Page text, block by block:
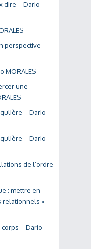
dire – Dario
perspective
MORALES
une
– Dario
– Dario
de l’ordre
: mettre en
relationnels » –
– Dario